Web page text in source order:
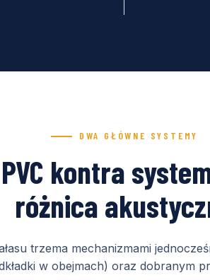
DWA GŁÓWNE SYSTEMY
kontra
różnica
trzema mechanizmami
w obejmach) oraz dobranym